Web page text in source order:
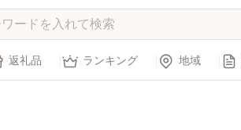
返礼品 ランキング 地域